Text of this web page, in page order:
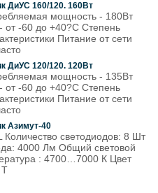
ДиУС 160/120. 160Вт
мощность - 180Вт
от -60 до +40?С Степень
Питание от сети
ДиУС 120/120. 120Вт
мощность - 135Вт
от -60 до +40?С Степень
Питание от сети
Азимут-40
светодиодов: 8 Шт
4000 Лм Общий световой
: 4700…7000 К Цвет
Т